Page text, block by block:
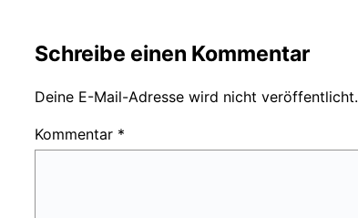
Schreibe einen Kommentar
Deine E-Mail-Adresse wird nicht veröffentlicht.
Kommentar *